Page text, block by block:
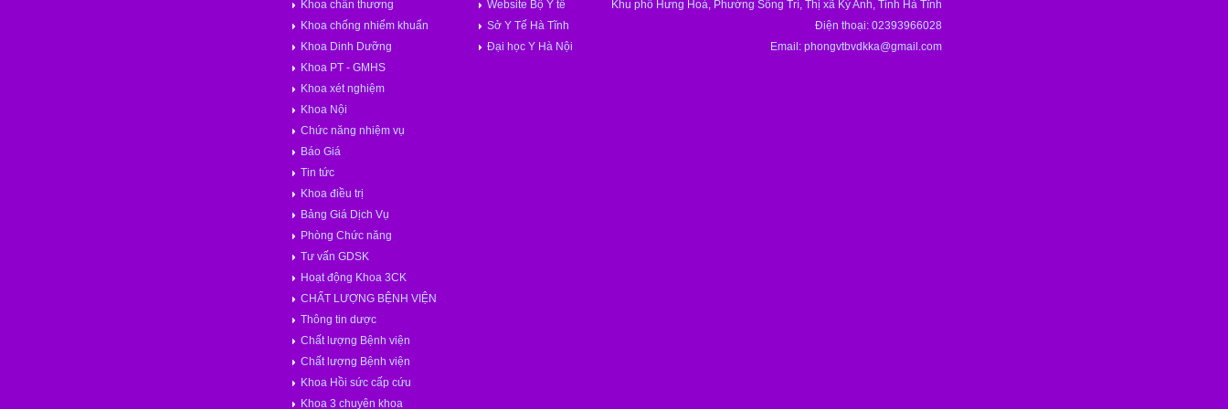
Khoa chấn thương
Khoa chống nhiểm khuẩn
Khoa Dinh Dưỡng
Khoa PT - GMHS
Khoa xét nghiệm
Khoa Nội
Chức năng nhiệm vụ
Báo Giá
Tin tức
Khoa điều trị
Bảng Giá Dịch Vụ
Phòng Chức năng
Tư vấn GDSK
Hoạt động Khoa 3CK
CHẤT LƯỢNG BỆNH VIỆN
Thông tin dược
Chất lượng Bệnh viện
Chất lượng Bệnh viện
Khoa Hồi sức cấp cứu
Khoa 3 chuyên khoa
Website Bộ Y tế
Sở Y Tế Hà Tĩnh
Đại học Y Hà Nội
Khu phố Hưng Hoà, Phường Sông Trí, Thị xã Kỳ Anh, Tỉnh Hà Tĩnh
Điện thoại: 02393966028
Email: phongvtbvdkka@gmail.com